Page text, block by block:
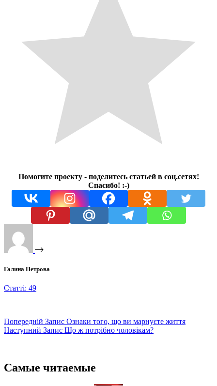
Помогите проекту - поделитесь статьей в соц.сетях!
Спасибо! :-)
Галина Петрова
Статті: 49
Попередній Запис Ознаки того, що ви марнуєте життя
Наступний Запис Що ж потрібно чоловікам?
Самые читаемые